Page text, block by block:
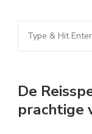
Looking
for
De
prachtige